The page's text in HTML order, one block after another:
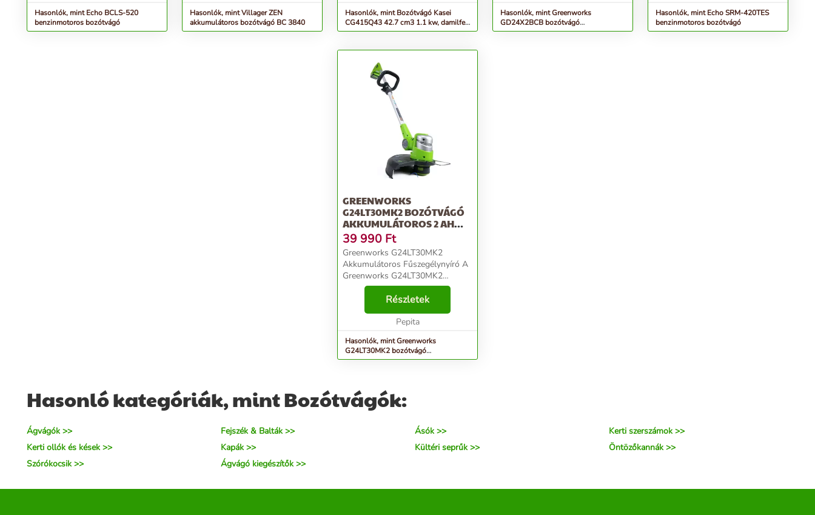
Hasonlók, mint Echo BCLS-520
benzinmotoros bozótvágó
Hasonlók, mint Villager ZEN
akkumulátoros bozótvágó BC 3840
Hasonlók, mint Bozótvágó Kasei
CG415Q43 42.7 cm3 1.1 kw, damilfej,
vállheveder,...
Hasonlók, mint Greenworks
GD24X2BCB bozótvágó
akkumulátoros 2 x 24v akku és tölt...
Hasonlók, mint Echo SRM-420TES
benzinmotoros bozótvágó
GREENWORKS
G24LT30MK2 BOZÓTVÁGÓ
AKKUMULÁTOROS 2 AH
AKKUVAL ÉS TÖL...
39 990 Ft
Greenworks G24LT30MK2
Akkumulátoros Fűszegélynyíró A
Greenworks G24LT30MK2
akkumulátoros fűszegélynyíró
kifejezetten azok számára készült,
akik egy könnyű, praktikus,
vezeték nélküli eszközt keresne...
Részletek
Pepita
Hasonlók, mint Greenworks
G24LT30MK2 bozótvágó
akkumulátoros 2 Ah akkuval és töl...
Hasonló kategóriák, mint Bozótvágók:
Ágvágók >> Fejszék & Balták >> Ásók >>
Kerti szerszámok >>
Kerti ollók és kések >>
Kapák >> Kültéri seprűk >>
Öntözőkannák >>
Szórókocsik >>
Ágvágó kiegészítők >>